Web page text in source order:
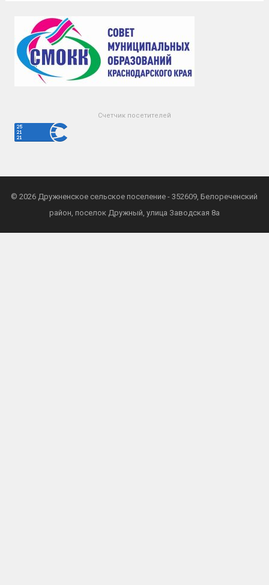
Счетчик посетителей
© 2026 Дружненское сельское поселение - 352609, Белореченский
район, поселок Дружный, улица Заводская 8а